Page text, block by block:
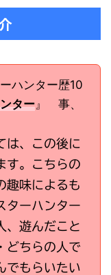
ハンター歴10
ター』 事、
は、この後に
す。こちらの
趣味によるも
ターハンター
、遊んだこと
どちらの人で
でもらいたい